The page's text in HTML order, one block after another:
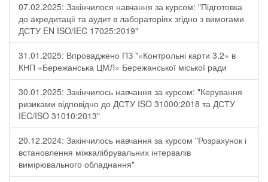
07.02.2025: Закінчилося навчання за курсом: "Підготовка
до акредитації та аудит в лабораторіях згідно з вимогами
ДСТУ EN ISO/IEC 17025:2019"
31.01.2025: Впроваджено ПЗ "«Контрольні карти 3.2» в
КНП «Бережанська ЦМЛ» Бережанської міської ради
30.01.2025: Закінчилось навчання за курсом: "Керування
ризиками відповідно до ДСТУ ISO 31000:2018 та ДСТУ
IEC/ISO 31010:2013"
20.12.2024: Закінчилось навчання за курсом "Розрахунок і
встановлення міжкалібрувальних інтервалів
вимірювального обладнання"